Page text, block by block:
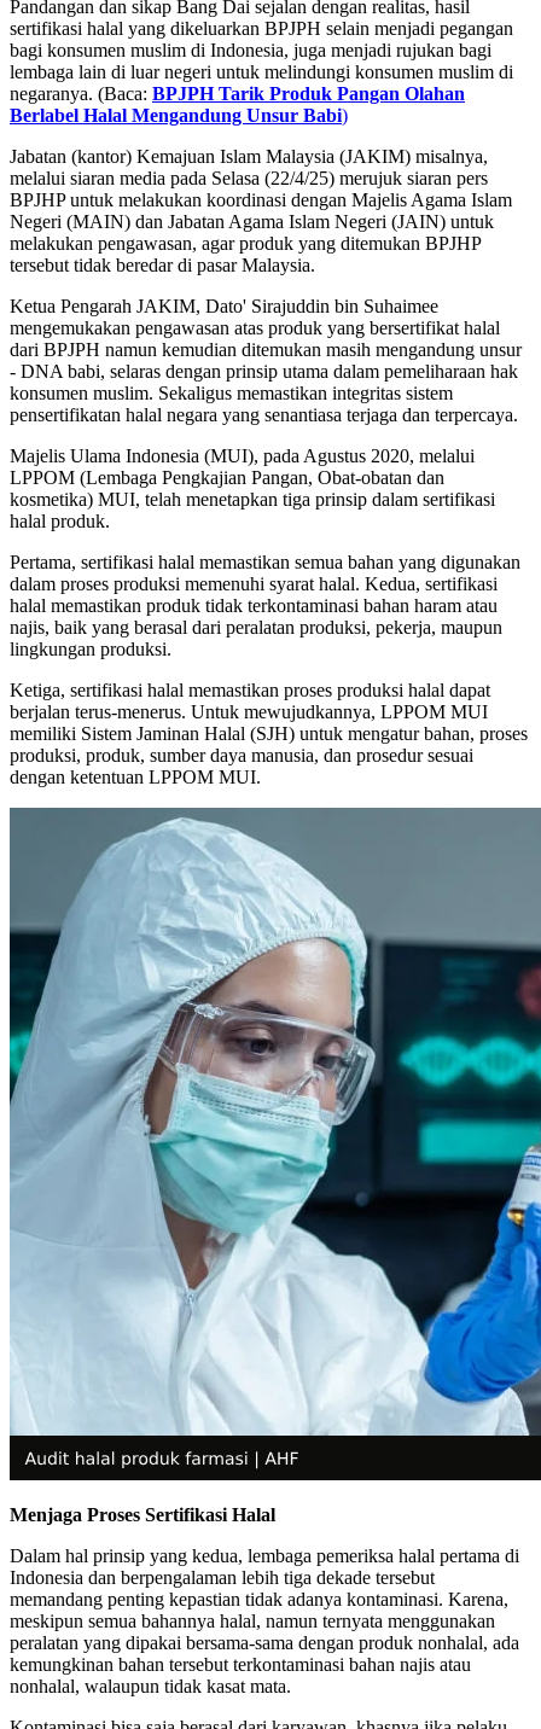
Pandangan dan sikap Bang Dai sejalan dengan realitas, hasil
sertifikasi halal yang dikeluarkan BPJPH selain menjadi pegangan
bagi konsumen muslim di Indonesia, juga menjadi rujukan bagi
lembaga lain di luar negeri untuk melindungi konsumen muslim di
negaranya. (Baca: BPJPH Tarik Produk Pangan Olahan
Berlabel Halal Mengandung Unsur Babi)
Jabatan (kantor) Kemajuan Islam Malaysia (JAKIM) misalnya,
melalui siaran media pada Selasa (22/4/25) merujuk siaran pers
BPJHP untuk melakukan koordinasi dengan Majelis Agama Islam
Negeri (MAIN) dan Jabatan Agama Islam Negeri (JAIN) untuk
melakukan pengawasan, agar produk yang ditemukan BPJHP
tersebut tidak beredar di pasar Malaysia.
Ketua Pengarah JAKIM, Dato' Sirajuddin bin Suhaimee
mengemukakan pengawasan atas produk yang bersertifikat halal
dari BPJPH namun kemudian ditemukan masih mengandung unsur
- DNA babi, selaras dengan prinsip utama dalam pemeliharaan hak
konsumen muslim. Sekaligus memastikan integritas sistem
pensertifikatan halal negara yang senantiasa terjaga dan terpercaya.
Majelis Ulama Indonesia (MUI), pada Agustus 2020, melalui
LPPOM (Lembaga Pengkajian Pangan, Obat-obatan dan
kosmetika) MUI, telah menetapkan tiga prinsip dalam sertifikasi
halal produk.
Pertama, sertifikasi halal memastikan semua bahan yang digunakan
dalam proses produksi memenuhi syarat halal. Kedua, sertifikasi
halal memastikan produk tidak terkontaminasi bahan haram atau
najis, baik yang berasal dari peralatan produksi, pekerja, maupun
lingkungan produksi.
Ketiga, sertifikasi halal memastikan proses produksi halal dapat
berjalan terus-menerus. Untuk mewujudkannya, LPPOM MUI
memiliki Sistem Jaminan Halal (SJH) untuk mengatur bahan, proses
produksi, produk, sumber daya manusia, dan prosedur sesuai
dengan ketentuan LPPOM MUI.
Menjaga Proses Sertifikasi Halal
Dalam hal prinsip yang kedua, lembaga pemeriksa halal pertama di
Indonesia dan berpengalaman lebih tiga dekade tersebut
memandang penting kepastian tidak adanya kontaminasi. Karena,
meskipun semua bahannya halal, namun ternyata menggunakan
peralatan yang dipakai bersama-sama dengan produk nonhalal, ada
kemungkinan bahan tersebut terkontaminasi bahan najis atau
nonhalal, walaupun tidak kasat mata.